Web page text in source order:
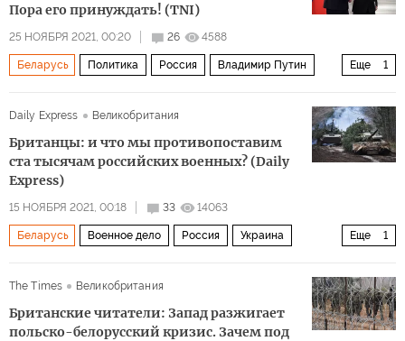
Пора его принуждать! (TNI)
25 НОЯБРЯ 2021, 00:20 26 4588
Еще 1
Беларусь Политика Россия Владимир Путин
Daily Express
Великобритания
Британцы: и что мы противопоставим
ста тысячам российских военных? (Daily
Express)
15 НОЯБРЯ 2021, 00:18 33 14063
Еще 1
Беларусь Военное дело Россия Украина
The Times
Великобритания
Британские читатели: Запад разжигает
польско-белорусский кризис. Зачем под